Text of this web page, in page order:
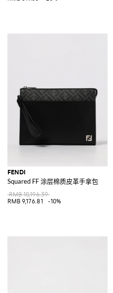
FENDI
Squared FF 涂层棉质皮革手拿包
RMB 10,196.39
RMB 9,176.81
-10%